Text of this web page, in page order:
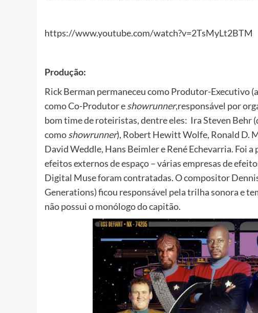
https://www.youtube.com/watch?v=2TsMyLt2BTM
Produção:
Rick Berman permaneceu como Produtor-Executivo
como Co-Produtor eshowrunner,responsável por
bom time de roteiristas, dentre eles: Ira Steven Behr
comoshowrunner), Robert Hewitt Wolfe, Ronald D.
David Weddle, Hans Beimler e René Echevarria. Foi
efeitos externos de espaço – várias empresas de
Digital Muse foram contratadas. O compositor
Generations) ficou responsável pela trilha sonora e
não possui o monólogo do capitão.